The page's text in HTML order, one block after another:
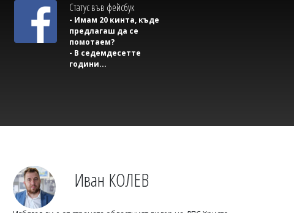
Владислав БОНЕВ
Оток на устните и задух след
ужилване изискват незабавен сигнал
на 112
Статус във фейсбук
- Имам 20 кинта, къде
предлагаш да се
помотаем?
- В седемдесетте
години...
Иван КОЛЕВ